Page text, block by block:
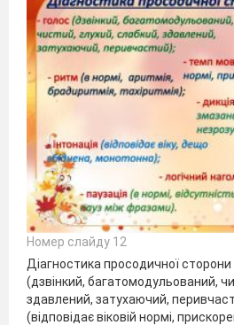
Номер слайду 12
Діагностика просодичної
(дзвінкий, багатомодульований,
здавлений, затухаючий,
(відповідає віковій нормі,